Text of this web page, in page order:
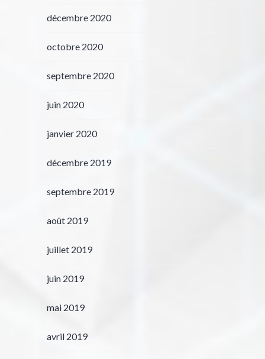
décembre 2020
octobre 2020
septembre 2020
juin 2020
janvier 2020
décembre 2019
septembre 2019
août 2019
juillet 2019
juin 2019
mai 2019
avril 2019